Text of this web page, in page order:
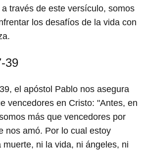
través de este versículo, somos
los desafíos de la vida con
39
el apóstol Pablo nos asegura
vencedores en Cristo: "Antes, en
más que vencedores por
nos amó. Por lo cual estoy
ni la vida, ni ángeles, ni